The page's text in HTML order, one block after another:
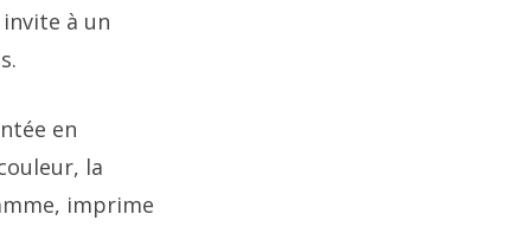
à un
en
la
imprime